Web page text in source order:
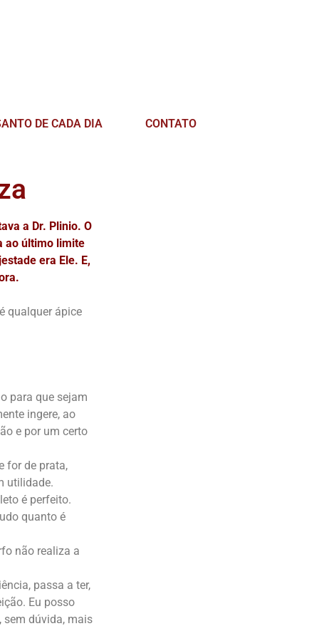
DE CADA DIA CONTATO
a Dr. Plinio. O
ao último limite
era Ele. E,
qualquer ápice
para que sejam
ingere, ao
e por um certo
for de prata,
utilidade.
é perfeito.
quanto é
não realiza a
passa a ter,
Eu posso
sem dúvida, mais